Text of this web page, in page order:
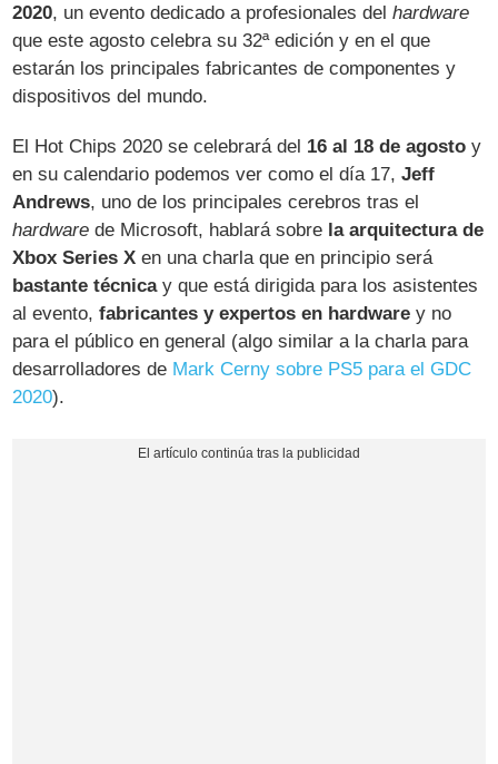
2020, un evento dedicado a profesionales delhardware
que este agosto celebra su 32ª edición y en el que
estarán los principales fabricantes de componentes y
dispositivos del mundo.
El Hot Chips 2020 se celebrará del 16 al 18 de agosto y
en su calendario podemos ver como el día 17,Jeff
Andrews, uno de los principales cerebros tras el
hardware de Microsoft, hablará sobre la arquitectura de
Xbox Series X en una charla que en principio será
bastante técnicay que está dirigida para los asistentes
al evento,fabricantes y expertos en hardware y no
para el público en general (algo similar a la charla para
desarrolladores de Mark Cerny sobre PS5 para el GDC
2020).